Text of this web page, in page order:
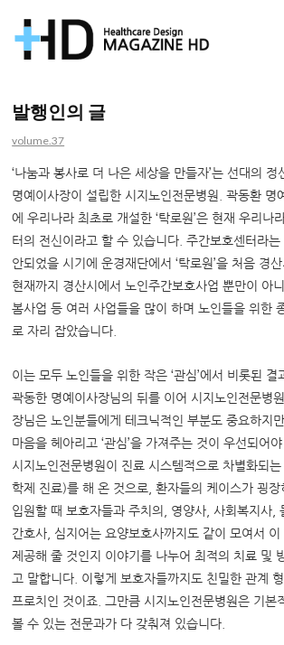
거
HD
발행인의 글
volume.37
‘나눔과 봉사로 더 나은 세상을 만들자’는 선대의 정
명예이사장이 설립한 시지노인전문병원.
곽동환 명
에 우리나라 최초로 개설한 ‘탁로원’은 현재 우리나
터의 전신이라고 할 수 있습니다. 주간보호센터라는
안되었을 시기에 운경재단에서 ‘탁로원’을 처음 경
현재까지 경산시에서 노인주간보호사업 뿐만이 아
봄사업 등 여러 사업들을 많이 하며 노인들을 위한
로 자리 잡았습니다.
이는 모두 노인들을 위한 작은 ‘관심’에서 비롯된 결
곽동한 명예이사장님의 뒤를 이어 시지노인전문병
장님은 노인분들에게 테크닉적인 부분도 중요하지
마음을 헤아리고 ‘관심’을 가져주는 것이 우선되어
시지노인전문병원이 진료 시스템적으로 차별화되
학제 진료)를 해 온 것으로, 환자들의 케이스가 굉장
입원할 때 보호자들과 주치의, 영양사, 사회복지사,
간호사, 심지어는 요양보호사까지도 같이 모여서
제공해 줄 것인지 이야기를 나누어 최적의 치료 및
고 말합니다. 이렇게 보호자들까지도 친밀한 관계
프로치인 것이죠.
그만큼 시지노인전문병원은 기본
볼 수 있는 전문과가 다 갖춰져 있습니다.